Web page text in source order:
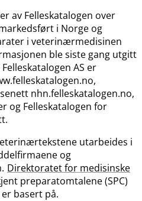
av Felleskatalogen over
i Norge og
i veterinærmedisinen
ble siste gang utgitt
AS er
nhn.felleskatalogen.no,
og Felleskatalogen for
utarbeides i
og
Direktoratet for medisinske
preparatomtalene (SPC)
basert på.